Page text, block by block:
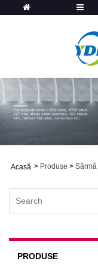
Acasă > Produse > Sârmă
PRODUSE